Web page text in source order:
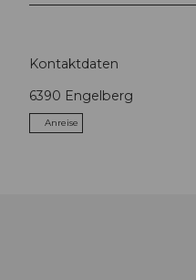
Kontaktdaten
6390 Engelberg
Anreise